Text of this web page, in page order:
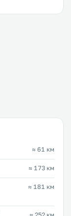
≈ 61 км
≈ 173 км
≈ 181 км